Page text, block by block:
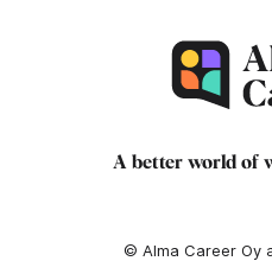
A better world of
© Alma Career Oy